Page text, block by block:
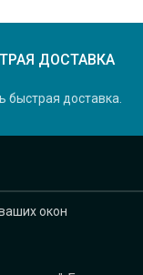
ДОСТАВКА
быстрая доставка.
окон